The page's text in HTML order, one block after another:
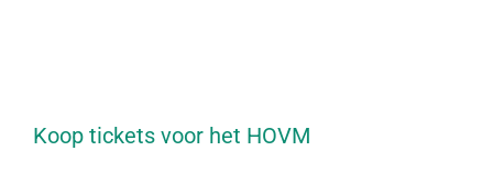
Koop tickets voor het HOVM